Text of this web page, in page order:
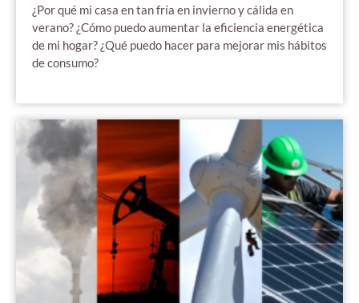
¿Por qué mi casa en tan fría en invierno y cálida en
verano? ¿Cómo puedo aumentar la eficiencia energética
de mi hogar? ¿Qué puedo hacer para mejorar mis hábitos
de consumo?